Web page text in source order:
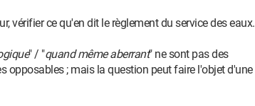
vérifier ce qu'en dit le règlement du service des eaux.
" / "quand même aberrant" ne sont pas des
opposables ; mais la question peut faire l'objet d'une